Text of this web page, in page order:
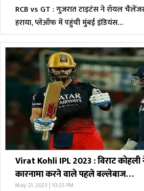
RCB vs GT : गुजरात टाइटंस ने रॉयल
हराया, प्लेऑफ में पहुंची मुंबई इंडियंस…
Virat Kohli IPL 2023 : विराट कोहली
कारनामा करने वाले पहले बल्लेबाज…
May 21, 2023 | 10:25 PM